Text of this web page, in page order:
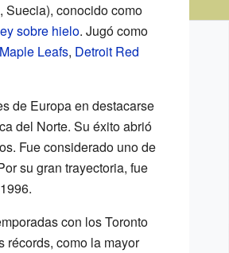
, Suecia), conocido como
sobre hielo. Jugó como
Leafs, Detroit Red
de Europa en destacarse
del Norte. Su éxito abrió
Fue considerado uno de
su gran trayectoria, fue
con los Toronto
récords, como la mayor